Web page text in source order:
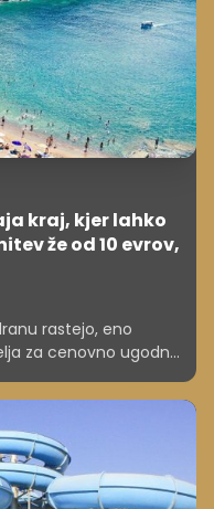
kraj, kjer lahko
že od 10 evrov,
rastejo, eno
za cenovno ugodno
dostopni tudi za